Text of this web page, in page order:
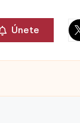
Únete